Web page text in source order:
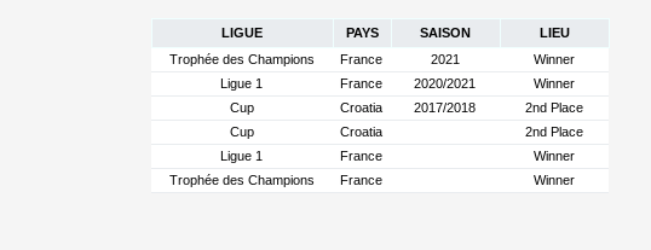
LIGUE PAYS SAISON
LIEU
Trophée des Champions
France 2021
Winner
Ligue 1
France 2020/2021
Winner
Cup
Croatia 2017/2018
2nd Place
Cup
Croatia
2nd Place
Ligue 1
France
Winner
Trophée des Champions
France Winner